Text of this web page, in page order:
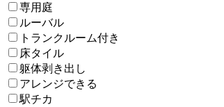
専用庭
ルーバル
トランクルーム付き
床タイル
躯体剥き出し
アレンジできる
駅チカ